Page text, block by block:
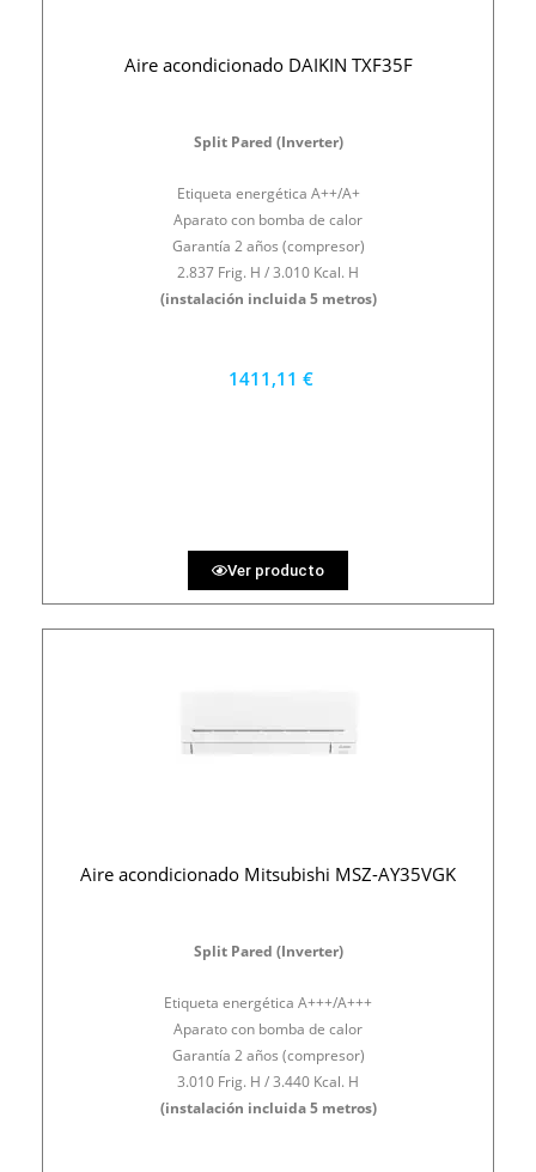
Aire acondicionado DAIKIN TXF35F
Split Pared (Inverter)
Etiqueta energética A++/A+
Aparato con bomba de calor
Garantía 2 años (compresor)
2.837 Frig. H / 3.010 Kcal. H
(instalación incluida 5 metros)
1411,11 €
Ver producto
Aire acondicionado Mitsubishi MSZ-AY35VGK
Split Pared (Inverter)
Etiqueta energética A+++/A+++
Aparato con bomba de calor
Garantía 2 años (compresor)
3.010 Frig. H / 3.440 Kcal. H
(instalación incluida 5 metros)